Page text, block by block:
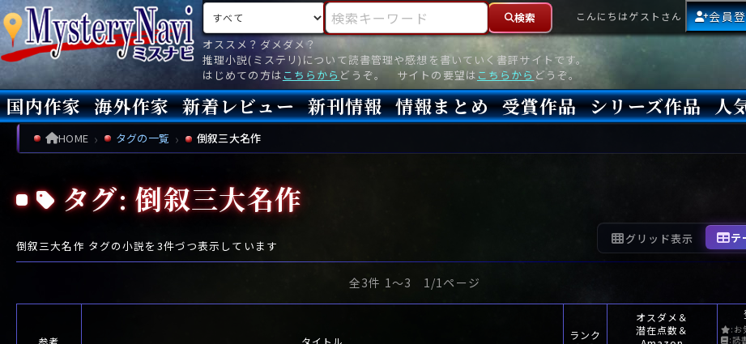
オススメ？ダメダメ？
推理小説(ミステリ)について読書管理や感想を書いていく書評サイトです。
はじめての方は こちらから どうぞ。 サイトの要望は こちらから どうぞ。
検索対象 検索キーワード
検索 こんにちはゲストさん 会員
国内作家
あ行 あ い う え
お
さ行
さ し す せ
そ
た行
た ち つ て
と
は行
は ひ ふ へ
ほ
ま行
海外作家
ア行 ア イ ウ エ
サ行
サ シ ス セ
ソ
タ行
タ テ
ハ行
ハ ヒ フ ヘ
ホ
新着レビュー 新刊情報 情報まとめ 受賞作品 シリーズ作品 人
HOME タグの一覧 倒叙三大名作
タグ: 倒叙三大名作
倒叙三大名作 タグの小説を 3件づつ表示しています
グリッド表示 テ
全3件 1〜3 1/1ページ
ランク
オスダメ＆
潜在点数＆
:お
:読